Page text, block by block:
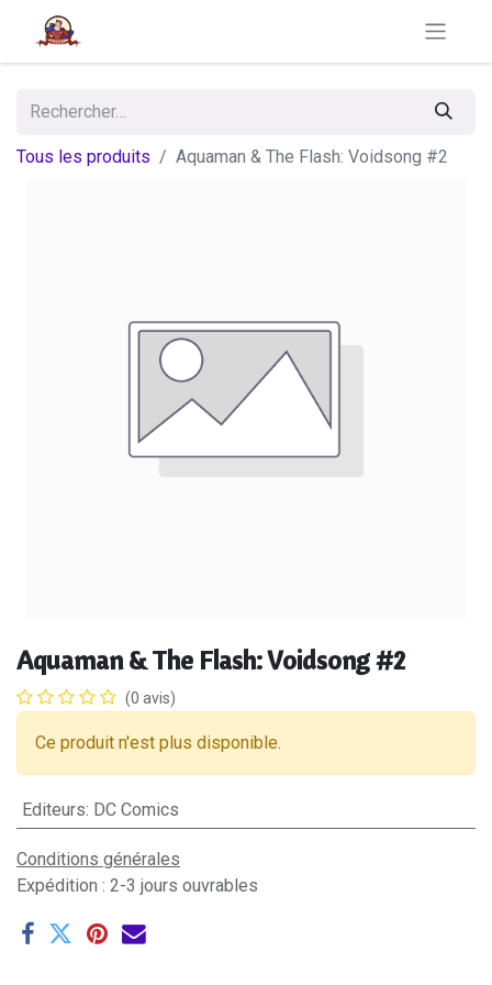
Tous les produits Aquaman & The Flash: Voidsong #2
Aquaman & The Flash: Voidsong #2
(0 avis)
Ce produit n'est plus disponible.
Editeurs: DC Comics
Conditions générales
Expédition : 2-3 jours ouvrables